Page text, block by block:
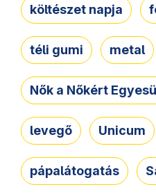
költészet napja
téli gumi metal
Nők a Nőkért
levegő Unicum
pápalátogatás